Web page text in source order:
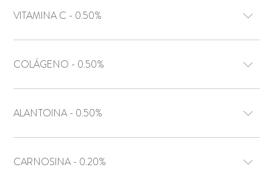
VITAMINA C - 0.50%
COLÁGENO - 0.50%
ALANTOINA - 0.50%
CARNOSINA - 0.20%